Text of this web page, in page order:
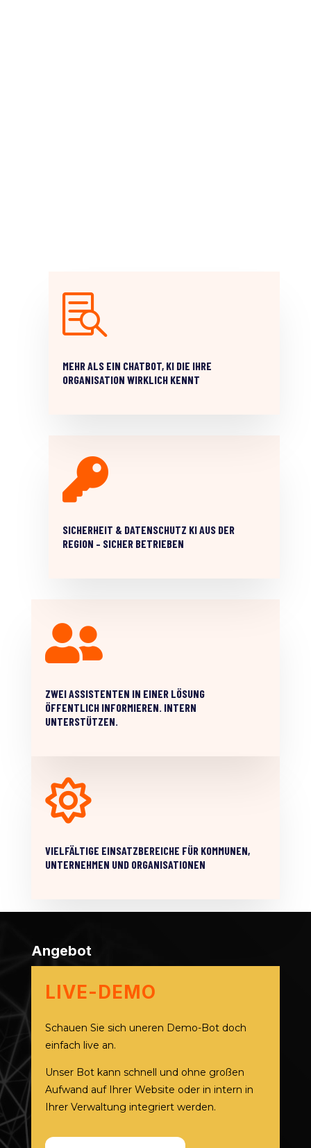

MEHR ALS EIN CHATBOT, KI DIE IHRE
ORGANISATION WIRKLICH KENNT

SICHERHEIT & DATENSCHUTZ KI AUS DER
REGION – SICHER BETRIEBEN

ZWEI ASSISTENTEN IN EINER LÖSUNG
ÖFFENTLICH INFORMIEREN. INTERN
UNTERSTÜTZEN.

VIELFÄLTIGE EINSATZBEREICHE FÜR KOMMUNEN,
UNTERNEHMEN UND ORGANISATIONEN
Angebot
LIVE-DEMO
Schauen Sie sich uneren Demo-Bot doch
einfach live an.
Unser Bot kann schnell und ohne großen
Aufwand auf Ihrer Website oder in intern in
Ihrer Verwaltung integriert werden.